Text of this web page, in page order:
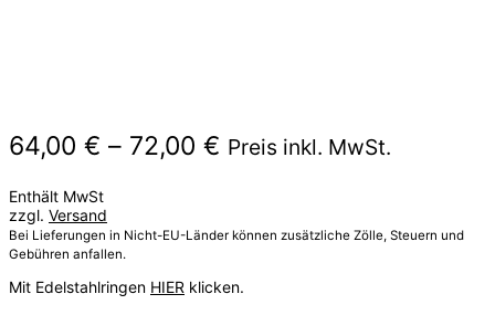
64,00 € – 72,00 € Preisspanne:
72,00 €
Preis inkl. MwSt.
Enthält MwSt
zzgl. Versand
Bei Lieferungen in Nicht-EU-Länder können zusätzliche Zölle, Steuern und
Gebühren anfallen.
Mit Edelstahlringen HIER klicken.